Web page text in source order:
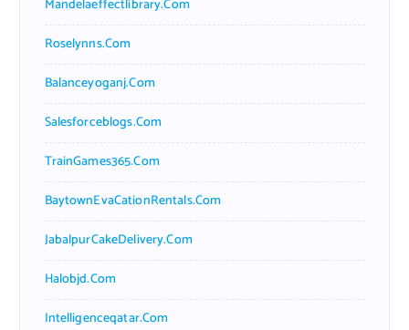
Mandelaeffectlibrary.com
Roselynns.com
Balanceyoganj.com
Salesforceblogs.com
TrainGames365.com
BaytownEvaCationRentals.com
JabalpurCakeDelivery.com
Halobjd.com
Intelligenceqatar.com